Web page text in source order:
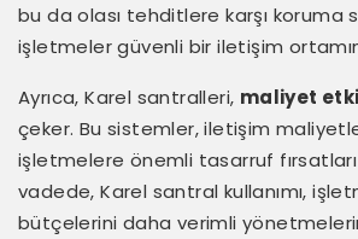
bu da olası tehditlere karşı koruma
işletmeler güvenli bir iletişim
Ayrıca, Karel santralleri, maliyet
çeker. Bu sistemler, iletişim
işletmelere önemli tasarruf fırsatları
vadede, Karel santral kullanımı,
bütçelerini daha verimli